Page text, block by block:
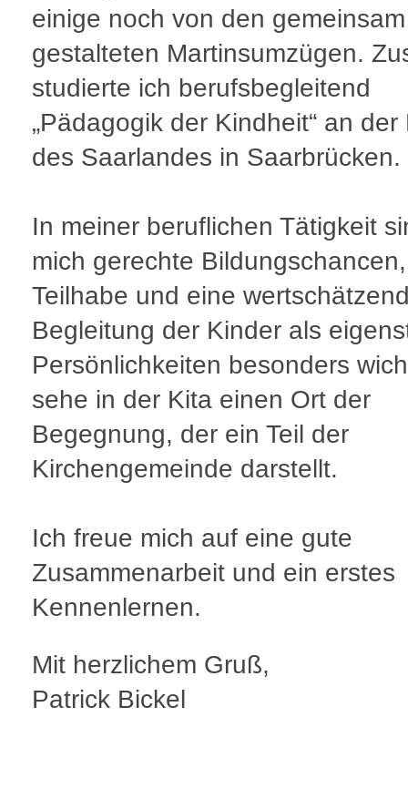
einige noch von den gemeinsam
gestalteten Martinsumzügen.
studierte ich berufsbegleitend
„Pädagogik der Kindheit“ an der
des Saarlandes in Saarbrücken.
In meiner beruflichen Tätigkeit
mich gerechte Bildungschancen,
Teilhabe und eine
Begleitung der Kinder als
Persönlichkeiten besonders
sehe in der Kita einen Ort der
Begegnung, der ein Teil der
Kirchengemeinde darstellt.
Ich freue mich auf eine gute
Zusammenarbeit und ein erstes
Kennenlernen.
Mit herzlichem Gruß,
Patrick Bickel